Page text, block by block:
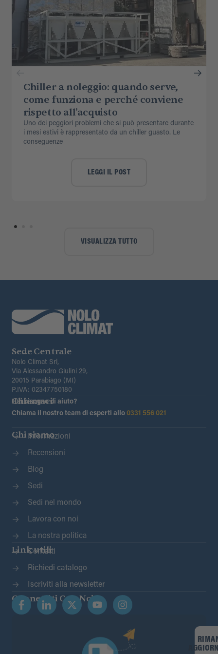
Chiller a noleggio: quando serve,
come funziona e perché conviene
rispetto all’acquisto
Uno dei peggiori problemi che si può presentare durante
i mesi estivi è rappresentato da un chiller guasto. Le
conseguenze
LEGGI IL POST
VISUALIZZA TUTTO
Sede Centrale
Nolo Climat Srl,
Via Alessandro Giulini 29,
20015 Parabiago (MI)
P.IVA: 02347750180
Chiamaci
Hai bisogno di aiuto?
Chiama il nostro team di esperti allo 0331 556 021
Chi siamo
Informazioni
Recensioni
Blog
Sedi
Sedi nel mondo
Lavora con noi
La nostra politica
Link utili
Contatti
Richiedi catalogo
Iscriviti alla newsletter
Connettiti Con Noi